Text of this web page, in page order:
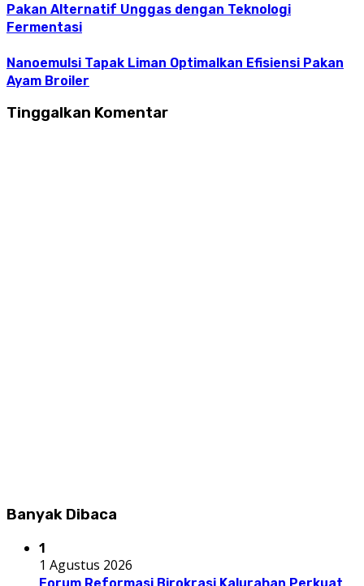
Pakan Alternatif Unggas dengan Teknologi
Fermentasi
Nanoemulsi Tapak Liman Optimalkan Efisiensi Pakan
Ayam Broiler
Tinggalkan Komentar
Banyak Dibaca
1
1 Agustus 2026
Forum Reformasi Birokrasi Kalurahan Perkuat